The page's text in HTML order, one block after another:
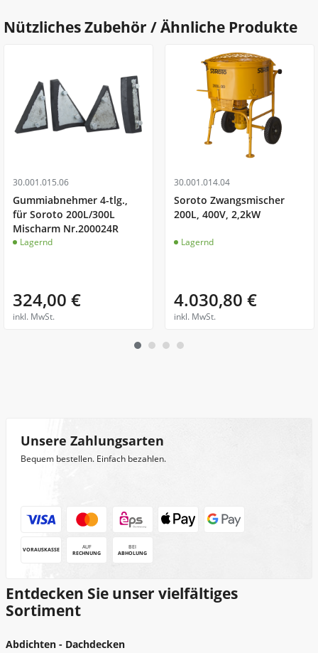
Nützliches Zubehör / Ähnliche Produkte
30.001.015.06
Gummiabnehmer 4-tlg.,
für Soroto 200L/300L
Mischarm Nr.200024R
Lagernd
324,00 €
inkl. MwSt.
30.001.014.04
Soroto Zwangsmischer
200L, 400V, 2,2kW
Lagernd
4.030,80 €
inkl. MwSt.
Unsere Zahlungsarten
Bequem bestellen. Einfach bezahlen.
VORAUSKASSE
AUF
RECHNUNG
BEI
ABHOLUNG
Entdecken Sie unser vielfältiges
Sortiment
Abdichten - Dachdecken